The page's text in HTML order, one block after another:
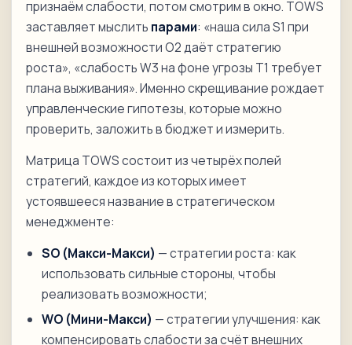
признаём слабости, потом смотрим в окно. TOWS
заставляет мыслить парами: «наша сила S1 при
внешней возможности O2 даёт стратегию
роста», «слабость W3 на фоне угрозы T1 требует
плана выживания». Именно скрещивание рождает
управленческие гипотезы, которые можно
проверить, заложить в бюджет и измерить.
Матрица TOWS состоит из четырёх полей
стратегий, каждое из которых имеет
устоявшееся название в стратегическом
менеджменте:
SO (Макси-Макси) — стратегии роста: как
использовать сильные стороны, чтобы
реализовать возможности;
WO (Мини-Макси) — стратегии улучшения: как
компенсировать слабости за счёт внешних